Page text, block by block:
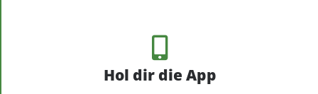
Hol dir die App